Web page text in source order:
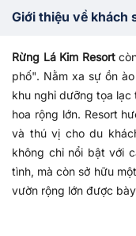
Giới thiệu về khách
Rừng Lá Kim Resort
phố". Nằm xa sự ồn
khu nghỉ dưỡng tọa
hoa rộng lớn. Resort
và thú vị cho du
không chỉ nổi bật với
tình, mà còn sở hữu
vườn rộng lớn được
Với 42 phòng nghỉ